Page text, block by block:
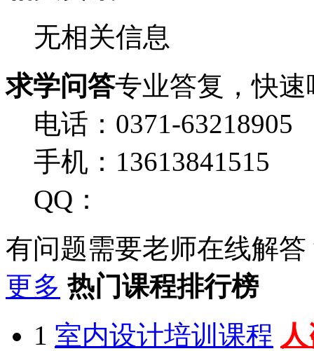
无相关信息
求学问答专业答复，快速
电话：0371-63218905
手机：13613841515
QQ：
有问题需要老师在线解答
更多 热门课程排行榜
1 室内设计培训课程